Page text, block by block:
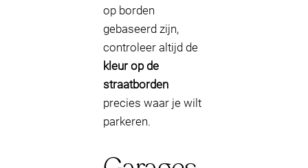
op borden
gebaseerd zijn,
controleer altijd de
kleur op de
straatborden
precies waar je wilt
parkeren.